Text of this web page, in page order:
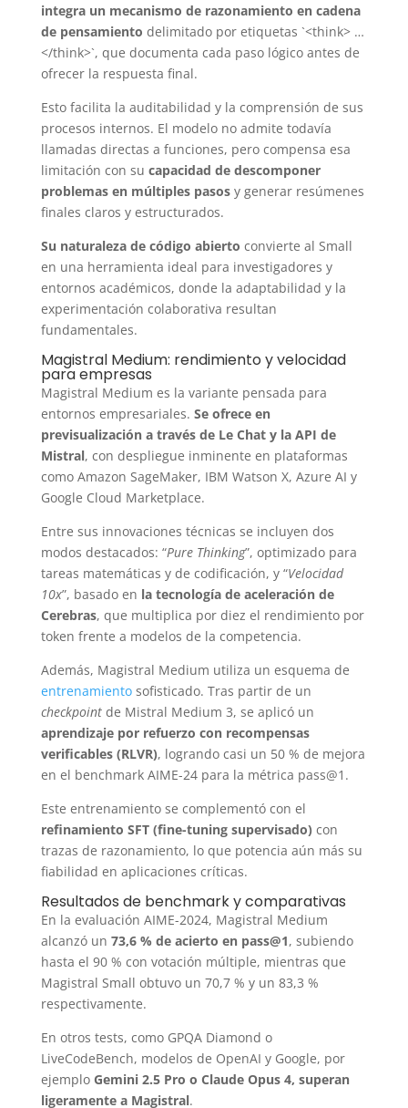
integra un mecanismo de razonamiento en cadena
de pensamiento delimitado por etiquetas `<think> …
</think>`, que documenta cada paso lógico antes de
ofrecer la respuesta final.
Esto facilita la auditabilidad y la comprensión de sus
procesos internos. El modelo no admite todavía
llamadas directas a funciones, pero compensa esa
limitación con su capacidad de descomponer
problemas en múltiples pasosy generar resúmenes
finales claros y estructurados.
Su naturaleza de código abierto convierte al Small
en una herramienta ideal para investigadores y
entornos académicos, donde la adaptabilidad y la
experimentación colaborativa resultan
fundamentales.
Magistral Medium: rendimiento y velocidad
para empresas
Magistral Medium es la variante pensada para
entornos empresariales. Se ofrece en
previsualización a través de Le Chat y la API de
Mistral, con despliegue inminente en plataformas
como Amazon SageMaker, IBM Watson X, Azure AI y
Google Cloud Marketplace.
Entre sus innovaciones técnicas se incluyen dos
modos destacados: “Pure Thinking”, optimizado para
tareas matemáticas y de codificación, y “Velocidad
10x”, basado en la tecnología de aceleración de
Cerebras, que multiplica por diez el rendimiento por
token frente a modelos de la competencia.
Además, Magistral Medium utiliza un esquema de
entrenamientosofisticado. Tras partir de un
checkpoint de Mistral Medium 3, se aplicó un
aprendizaje por refuerzo con recompensas
verificables (RLVR), logrando casi un 50 % de mejora
en el benchmark AIME-24 para la métrica pass@1.
Este entrenamiento se complementó con el
refinamiento SFT (fine-tuning supervisado) con
trazas de razonamiento, lo que potencia aún más su
fiabilidad en aplicaciones críticas.
Resultados de benchmark y comparativas
En la evaluación AIME-2024, Magistral Medium
alcanzó un 73,6 % de acierto en pass@1, subiendo
hasta el 90 % con votación múltiple, mientras que
Magistral Small obtuvo un 70,7 % y un 83,3 %
respectivamente.
En otros tests, como GPQA Diamond o
LiveCodeBench, modelos de OpenAI y Google, por
ejemplo Gemini 2.5 Pro o Claude Opus 4, superan
ligeramente a Magistral.